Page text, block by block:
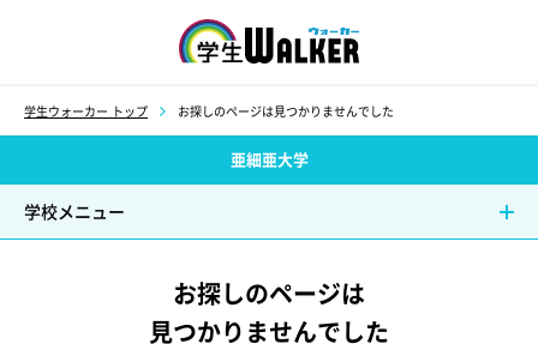
学生ウォーカー トップ お探しのページは見つかりませんでした
亜細亜大学
学校メニュー
お探しのページは
見つかりませんでした